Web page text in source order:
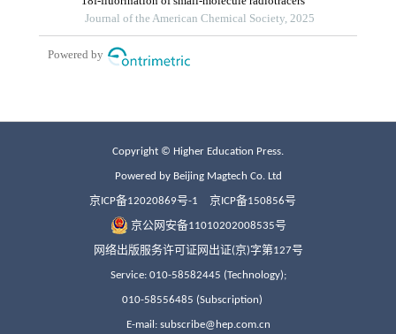
Copyright © Higher Education Press.
Powered by Beijing Magtech Co. Ltd
京ICP备12020869号-1 京ICP备150856号
京公网安备11010202008535号
网络出版服务许可证网出证(京)字第127号
Service: 010-58582445 (Technology);
010-58556485 (Subscription)
E-mail: subscribe@hep.com.cn